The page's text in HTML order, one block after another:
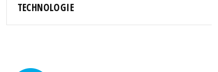
TECHNOLOGIE